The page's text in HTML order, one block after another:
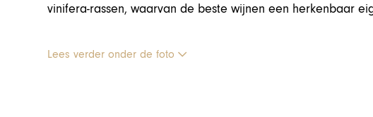
vinifera-rassen, waarvan de beste wijnen een herkenbaar
Lees verder onder de foto